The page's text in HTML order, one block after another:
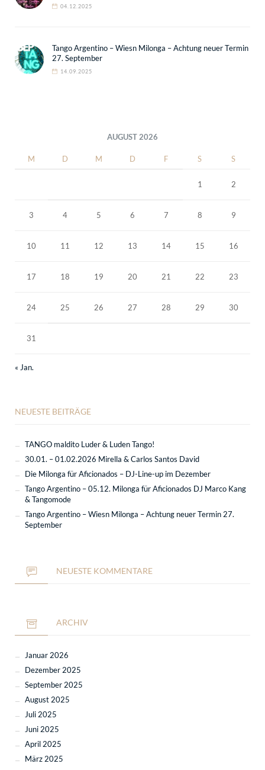
04.12.2025
Tango Argentino – Wiesn Milonga – Achtung neuer Termin
27. September
14.09.2025
AUGUST 2026
M D M D F S S
1 2
3 4 5 6 7 8 9
10 11 12 13 14 15 16
17 18 19 20 21 22 23
24 25 26 27 28 29 30
31
« Jan.
NEUESTE BEITRÄGE
TANGO maldito Luder & Luden Tango!
30.01. – 01.02.2026 Mirella & Carlos Santos David
Die Milonga für Aficionados – DJ-Line-up im Dezember
Tango Argentino – 05.12. Milonga für Aficionados DJ Marco Kang
& Tangomode
Tango Argentino – Wiesn Milonga – Achtung neuer Termin 27.
September
NEUESTE KOMMENTARE
ARCHIV
Januar 2026
Dezember 2025
September 2025
August 2025
Juli 2025
Juni 2025
April 2025
März 2025